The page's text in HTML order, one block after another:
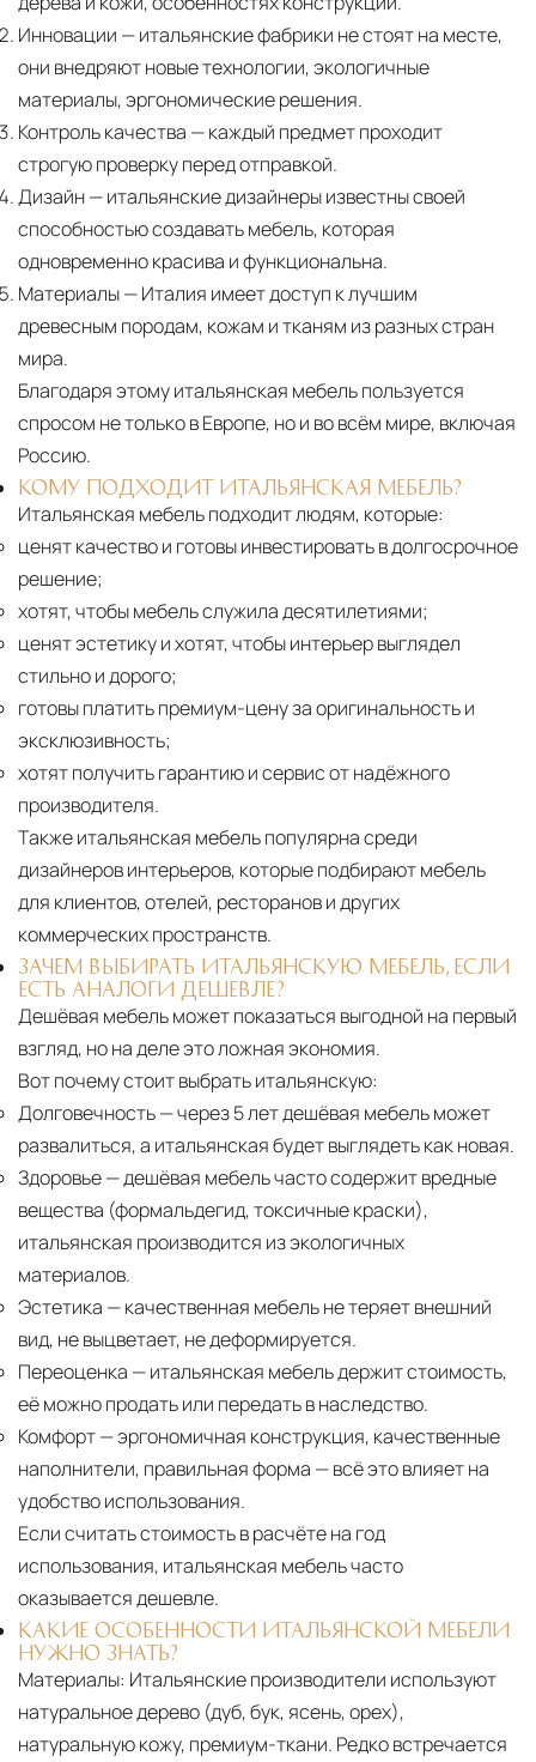
Инновации — итальянские фабрики не стоят на месте,
они внедряют новые технологии, экологичные
материалы, эргономические решения.
Контроль качества — каждый предмет проходит
строгую проверку перед отправкой.
Дизайн— итальянские дизайнеры известны своей
способностью создавать мебель, которая
одновременно красива и функциональна.
Материалы— Италия имеет доступ к лучшим
древесным породам, кожам и тканям из разных стран
мира.
Благодаря этому итальянская мебель пользуется
спросом не только в Европе, но и во всём мире, включая
Россию.
КОМУ ПОДХОДИТ ИТАЛЬЯНСКАЯ МЕБЕЛЬ?
Итальянская мебель подходит людям, которые:
ценят качество и готовы инвестировать в долгосрочное
решение;
хотят, чтобы мебель служила десятилетиями;
ценят эстетику и хотят, чтобы интерьер выглядел
стильно и дорого;
готовы платить премиум-цену за оригинальность и
эксклюзивность;
хотят получить гарантию и сервис от надёжного
производителя.
Также итальянская мебель популярна среди
дизайнеров интерьеров, которые подбирают мебель
для клиентов, отелей, ресторанов и других
коммерческих пространств.
ЗАЧЕМ ВЫБИРАТЬ ИТАЛЬЯНСКУЮ МЕБЕЛЬ, ЕСЛИ
ЕСТЬ АНАЛОГИ ДЕШЕВЛЕ?
Дешёвая мебель может показаться выгодной на первый
взгляд, но на деле это ложная экономия.
Вот почему стоит выбрать итальянскую:
Долговечность— через 5 лет дешёвая мебель может
развалиться, а итальянская будет выглядеть как новая.
Здоровье— дешёвая мебель часто содержит вредные
вещества (формальдегид, токсичные краски),
итальянская производится из экологичных
материалов.
Эстетика — качественная мебель не теряет внешний
вид, не выцветает, не деформируется.
Переоценка — итальянская мебель держит стоимость,
её можно продать или передать в наследство.
Комфорт— эргономичная конструкция, качественные
наполнители, правильная форма — всё это влияет на
удобство использования.
Если считать стоимость в расчёте на год
использования, итальянская мебель часто
оказывается дешевле.
КАКИЕ ОСОБЕННОСТИ ИТАЛЬЯНСКОЙ МЕБЕЛИ
НУЖНО ЗНАТЬ?
Материалы: Итальянские производители используют
натуральное дерево (дуб, бук, ясень, орех),
натуральную кожу, премиум-ткани. Редко встречается